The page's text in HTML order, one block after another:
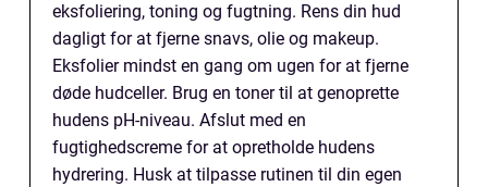
eksfoliering, toning og fugtning. Rens din hud
dagligt for at fjerne snavs, olie og makeup.
Eksfolier mindst en gang om ugen for at fjerne
døde hudceller. Brug en toner til at genoprette
hudens pH-niveau. Afslut med en
fugtighedscreme for at opretholde hudens
hydrering. Husk at tilpasse rutinen til din egen